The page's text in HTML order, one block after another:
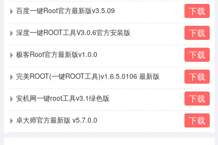
百度一键Root官方最新版v3.5.09 下载
深度一键ROOT工具V3.0.6官方安装版 下载
极客Root官方最新版v1.0.0 下载
完美ROOT(一键ROOT工具)v1.6.5.0106 最新版 下载
安机网一键root工具v3.1绿色版 下载
卓大师官方最新版 v5.7.0.0 下载